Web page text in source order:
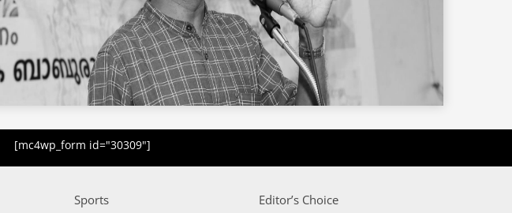
[mc4wp_form id="30309"]
Sports
Editor’s Choice